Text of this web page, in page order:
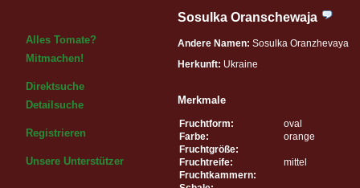
Alles Tomate?
Mitmachen!
Direktsuche
Detailsuche
Registrieren
Unsere Unterstützer
Sosulka Oranschewaja
Andere Namen: Sosulka Oranzhevaya
Herkunft: Ukraine
Merkmale
Fruchtform:
oval
Farbe:
orange
Fruchtgröße:
Fruchtreife:
mittel
Fruchtkammern: